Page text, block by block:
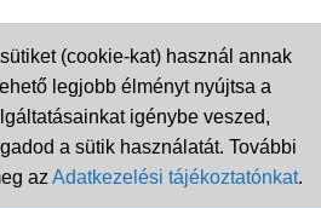
(cookie-kat) használ annak
legjobb élményt nyújtsa a
igénybe veszed,
a sütik használatát. További
az Adatkezelési tájékoztatónkat.